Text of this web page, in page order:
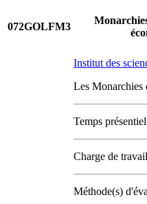
072GOLFM3
Institut des
Les Monarchies
Temps
Charge de
Méthode(s)